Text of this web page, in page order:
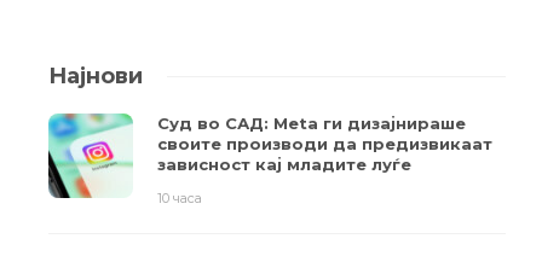
Најнови
Суд во САД: Meta ги дизајнираше
своите производи да предизвикаат
зависност кај младите луѓе
10 часа